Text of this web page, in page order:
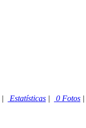
| Estatísticas | 0 Fotos